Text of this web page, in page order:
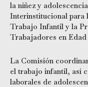
la niñez y
Interinstitucional para
Trabajo Infantil y la
Trabajadores en
La Comisión
el trabajo infantil, así
laborales de